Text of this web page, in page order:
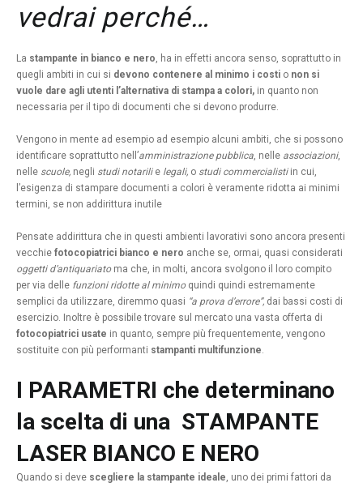
vedrai perché…
La stampante in bianco e nero, ha in effetti ancora senso, soprattutto in
quegli ambiti in cui si devono contenere al minimo i costi o non si
vuole dare agli utenti l’alternativa di stampa a colori, in quanto non
necessaria per il tipo di documenti che si devono produrre.
Vengono in mente ad esempio ad esempio alcuni ambiti, che si possono
identificare soprattutto nell’amministrazione pubblica, nelle associazioni,
nelle scuole, negli studi notarilie legali, o studi commercialistiin cui,
l’esigenza di stampare documenti a colori è veramente ridotta ai minimi
termini, se non addirittura inutile
Pensate addirittura che in questi ambienti lavorativi sono ancora presenti
vecchie fotocopiatrici bianco e nero anche se, ormai, quasi considerati
oggetti d’antiquariatoma che, in molti, ancora svolgono il loro compito
per via delle funzioni ridotte al minimo quindi quindi estremamente
semplici da utilizzare, diremmo quasi “a prova d’errore”, dai bassi costi di
esercizio. Inoltre è possibile trovare sul mercato una vasta offerta di
fotocopiatrici usate in quanto, sempre più frequentemente, vengono
sostituite con più performanti stampanti multifunzione.
I PARAMETRI che determinano
la scelta di una STAMPANTE
LASER BIANCO E NERO
Quando si deve scegliere la stampante ideale, uno dei primi fattori da